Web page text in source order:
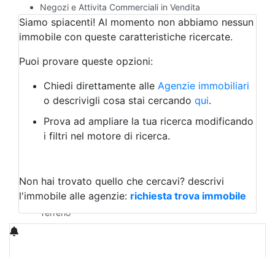
Negozi e Attivita Commerciali in Vendita
Qualsiasi
Attività/Licenza Commerciale
Azienda Agricola
Bar/Ristorante
Albergo
Laboratorio Artigianale
Negozio/locale commerciale
Agriturismo
Magazzini
Qualsiasi
Terreno edificabile
Terreno
Siamo spiacenti! Al momento non abbiamo nessun
immobile con queste caratteristiche ricercate.
Puoi provare queste opzioni:
Chiedi direttamente alle Agenzie immobiliari
o descrivigli cosa stai cercando qui.
Prova ad ampliare la tua ricerca modificando
i filtri nel motore di ricerca.
Non hai trovato quello che cercavi? descrivi
l'immobile alle agenzie: richiesta trova immobile